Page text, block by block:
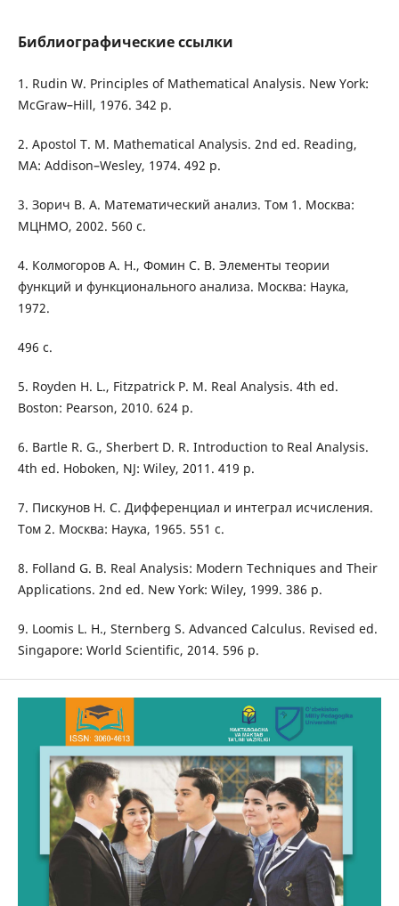
Библиографические ссылки
1. Rudin W. Principles of Mathematical Analysis. New York:
McGraw–Hill, 1976. 342 p.
2. Apostol T. M. Mathematical Analysis. 2nd ed. Reading,
MA: Addison–Wesley, 1974. 492 p.
3. Зорич В. А. Математический анализ. Том 1. Москва:
МЦНМО, 2002. 560 с.
4. Колмогоров А. Н., Фомин С. В. Элементы теории
функций и функционального анализа. Москва: Наука,
1972.
496 с.
5. Royden H. L., Fitzpatrick P. M. Real Analysis. 4th ed.
Boston: Pearson, 2010. 624 p.
6. Bartle R. G., Sherbert D. R. Introduction to Real Analysis.
4th ed. Hoboken, NJ: Wiley, 2011. 419 p.
7. Пискунов Н. С. Дифференциал и интеграл исчисления.
Том 2. Москва: Наука, 1965. 551 с.
8. Folland G. B. Real Analysis: Modern Techniques and Their
Applications. 2nd ed. New York: Wiley, 1999. 386 p.
9. Loomis L. H., Sternberg S. Advanced Calculus. Revised ed.
Singapore: World Scientific, 2014. 596 p.